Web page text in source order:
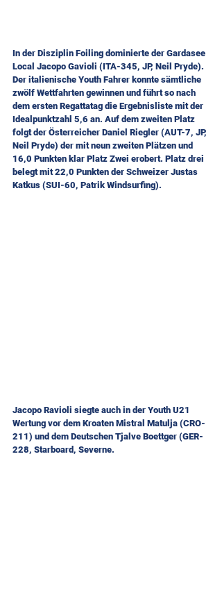
In der Disziplin Foiling dominierte der Gardasee
Local Jacopo Gavioli (ITA-345, JP, Neil Pryde).
Der italienische Youth Fahrer konnte sämtliche
zwölf Wettfahrten gewinnen und führt so nach
dem ersten Regattatag die Ergebnisliste mit der
Idealpunktzahl 5,6 an. Auf dem zweiten Platz
folgt der Österreicher Daniel Riegler (AUT-7, JP,
Neil Pryde) der mit neun zweiten Plätzen und
16,0 Punkten klar Platz Zwei erobert. Platz drei
belegt mit 22,0 Punkten der Schweizer Justas
Katkus (SUI-60, Patrik Windsurfing).
Jacopo Ravioli siegte auch in der Youth U21
Wertung vor dem Kroaten Mistral Matulja (CRO-
211) und dem Deutschen Tjalve Boettger (GER-
228, Starboard, Severne.